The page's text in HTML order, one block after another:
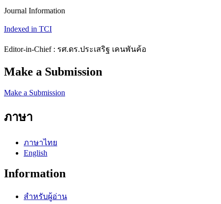
Journal Information
Indexed in TCI
Editor-in-Chief : รศ.ดร.ประเสริฐ เคนพันค้อ
Make a Submission
Make a Submission
ภาษา
ภาษาไทย
English
Information
สำหรับผู้อ่าน